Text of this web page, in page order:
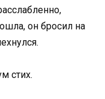
он бросил на
стих.